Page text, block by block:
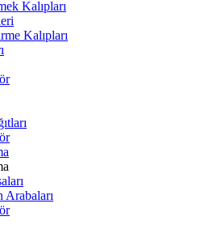
Kalıpları
Kalıpları
Arabaları